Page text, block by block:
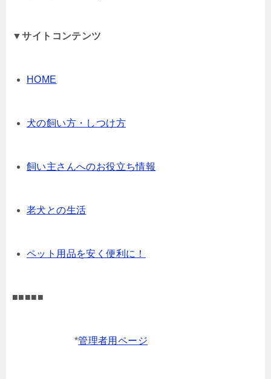
▼サイトコンテンツ
HOME
犬の飼い方・しつけ方
飼い主さんへのお役立ち情報
老犬との生活
ペット用品を安く便利に！
■■■■■
*管理者用ページ